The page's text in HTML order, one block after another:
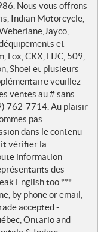
Nous vous offrons
Indian Motorcycle,
et
Fox, CKX, HJC, 509,
Shoei et plusieurs
veuillez
ventes au # sans
762-7714. Au plaisir
pas
dans le contenu
vérifier la
information
des
English too ***
by phone or email;
accepted -
Ontario and